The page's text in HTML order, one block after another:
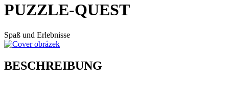
PUZZLE-QUEST
Spaß und Erlebnisse
BESCHREIBUNG